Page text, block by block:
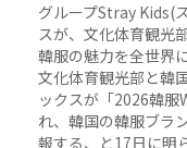
グループStray Kids(
スが、文化体育観光
韓服の魅力を全世界
文化体育観光部と韓
ックスが「2026韓服
れ、韓国の韓服ブラ
報する、と17日に明